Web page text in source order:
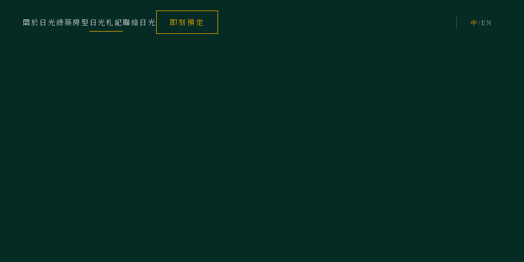
關於日光綠築房型 日光札記聯絡日光 即刻預定 中/EN